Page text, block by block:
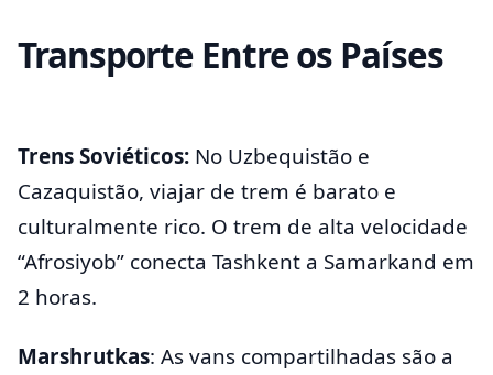
Transporte Entre os Países
Trens Soviéticos: No Uzbequistão e
Cazaquistão, viajar de trem é barato e
culturalmente rico. O trem de alta velocidade
“Afrosiyob” conecta Tashkent a Samarkand em
2 horas.
Marshrutkas: As vans compartilhadas são a